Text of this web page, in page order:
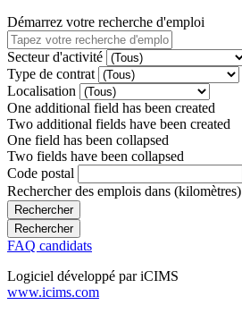
Démarrez votre recherche d'emploi
Secteur d'activité
Type de contrat
Localisation
One additional field has been created
Two additional fields have been created
One field has been collapsed
Two fields have been collapsed
Code postal
Rechercher des emplois dans (kilomètres)
FAQ candidats
Logiciel développé par iCIMS
www.icims.com